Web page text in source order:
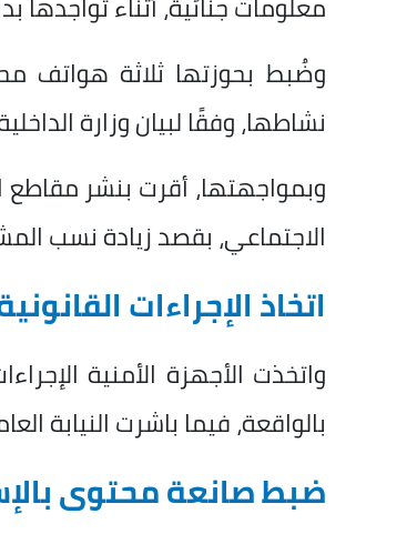
وضُبط بحوزتها ثلاثة هواتف
نشاطها، وفقًا لبيان وزارة
وبمواجهتها، أقرت بنشر مقاطع
الاجتماعي، بقصد زيادة نسب
اتخاذ الإجراءات
واتخذت الأجهزة الأمنية
بالواقعة، فيما باشرت النيابة
ضبط صانعة محتوى